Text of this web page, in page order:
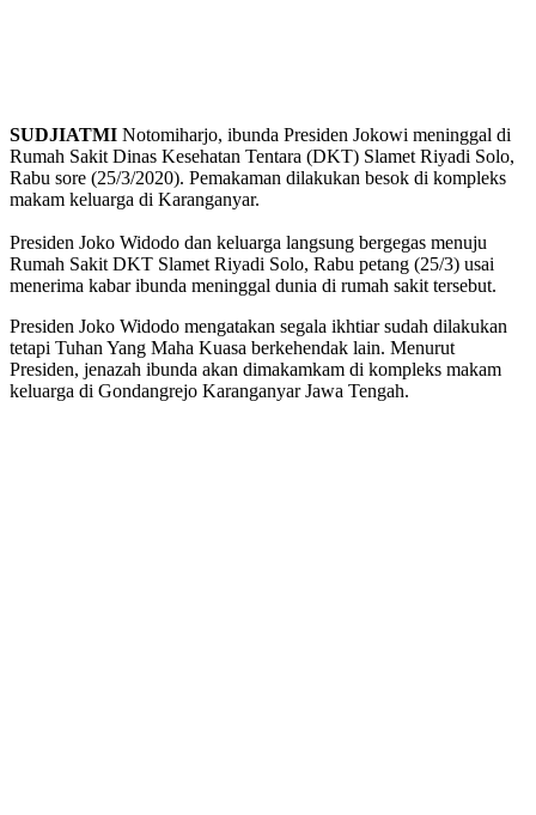
SUDJIATMI Notomiharjo, ibunda Presiden Jokowi meninggal di
Rumah Sakit Dinas Kesehatan Tentara (DKT) Slamet Riyadi Solo,
Rabu sore (25/3/2020). Pemakaman dilakukan besok di kompleks
makam keluarga di Karanganyar.
Presiden Joko Widodo dan keluarga langsung bergegas menuju
Rumah Sakit DKT Slamet Riyadi Solo, Rabu petang (25/3) usai
menerima kabar ibunda meninggal dunia di rumah sakit tersebut.
Presiden Joko Widodo mengatakan segala ikhtiar sudah dilakukan
tetapi Tuhan Yang Maha Kuasa berkehendak lain. Menurut
Presiden, jenazah ibunda akan dimakamkam di kompleks makam
keluarga di Gondangrejo Karanganyar Jawa Tengah.